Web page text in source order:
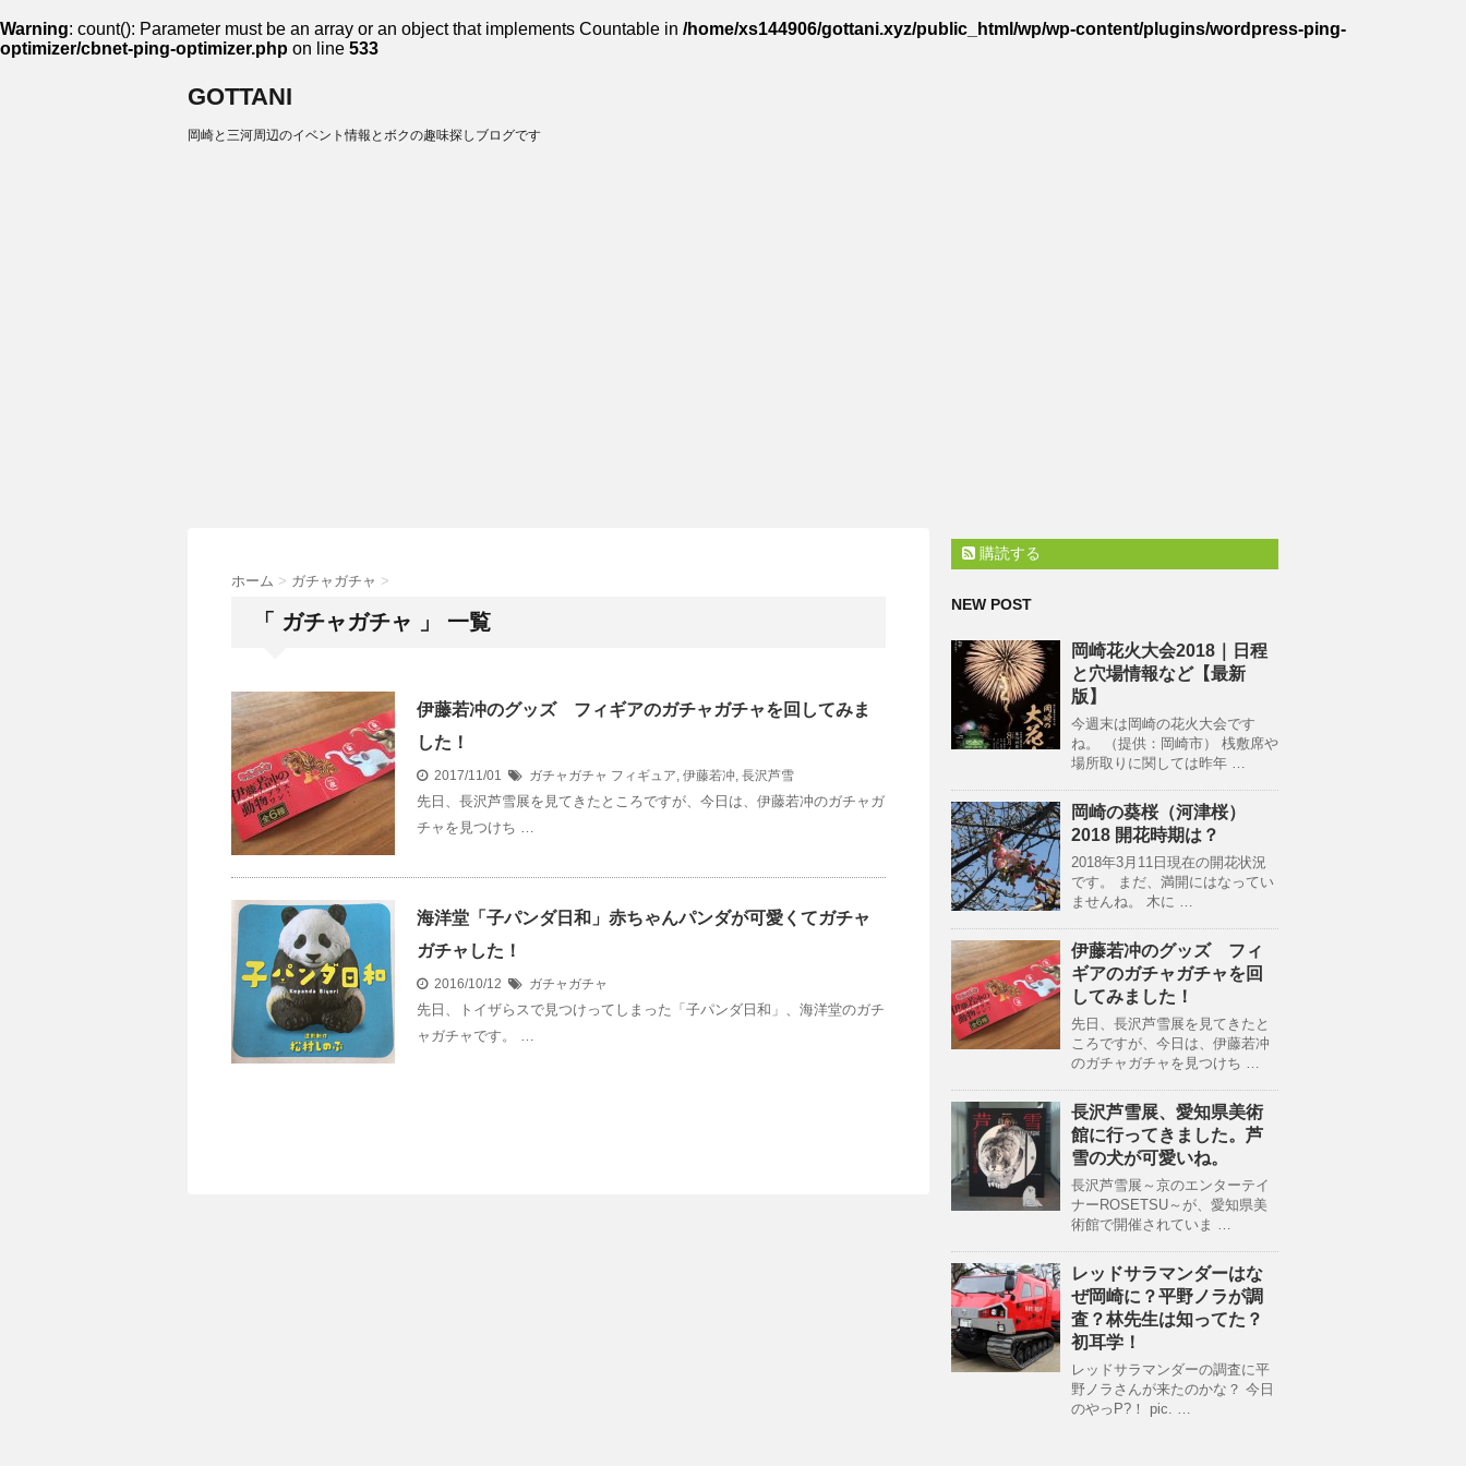
Warning: count(): Parameter must be an array or an object that implements Countable in /home/xs144906/gottani.xyz/public_html/wp/wp-content/plugins/wordpress-ping-
optimizer/cbnet-ping-optimizer.php on line 533
GOTTANI
岡崎と三河周辺のイベント情報とボクの趣味探しブログです
ホーム > ガチャガチャ >
「 ガチャガチャ 」 一覧
伊藤若冲のグッズ フィギアのガチャガチャを回してみま
した！
2017/11/01 ガチャガチャ フィギュア, 伊藤若冲, 長沢芦雪
先日、長沢芦雪展を見てきたところですが、今日は、伊藤若冲のガチャガ
チャを見つけち …
海洋堂「子パンダ日和」赤ちゃんパンダが可愛くてガチャ
ガチャした！
2016/10/12 ガチャガチャ
先日、トイザらスで見つけってしまった「子パンダ日和」、海洋堂のガチ
ャガチャです。 …
購読する
NEW POST
岡崎花火大会2018｜日程
と穴場情報など【最新
版】
今週末は岡崎の花火大会です
ね。 （提供：岡崎市） 桟敷席や
場所取りに関しては昨年 …
岡崎の葵桜（河津桜）
2018 開花時期は？
2018年3月11日現在の開花状況
です。 まだ、満開にはなってい
ませんね。 木に …
伊藤若冲のグッズ フィ
ギアのガチャガチャを回
してみました！
先日、長沢芦雪展を見てきたと
ころですが、今日は、伊藤若冲
のガチャガチャを見つけち …
長沢芦雪展、愛知県美術
館に行ってきました。芦
雪の犬が可愛いね。
長沢芦雪展～京のエンターテイ
ナーROSETSU～が、愛知県美
術館で開催されていま …
レッドサラマンダーはな
ぜ岡崎に？平野ノラが調
査？林先生は知ってた？
初耳学！
レッドサラマンダーの調査に平
野ノラさんが来たのかな？ 今日
のやっP?！ pic. …